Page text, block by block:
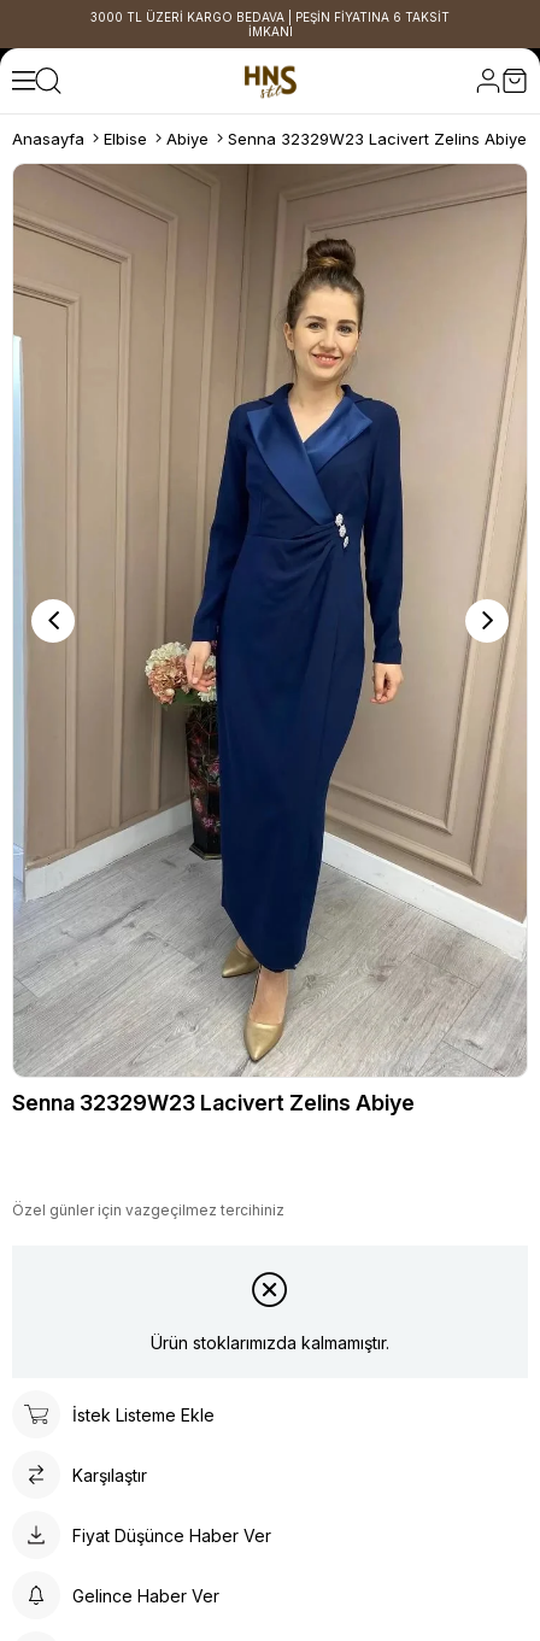
3000 TL ÜZERİ KARGO BEDAVA | PEŞİN FİYATINA 6 TAKSİT
İMKANI
Anasayfa Elbise Abiye Senna 32329W23 Lacivert Zelins Abiye
Senna 32329W23 Lacivert Zelins Abiye
Özel günler için vazgeçilmez tercihiniz
Ürün stoklarımızda kalmamıştır.
İstek Listeme Ekle
Karşılaştır
Fiyat Düşünce Haber Ver
Gelince Haber Ver